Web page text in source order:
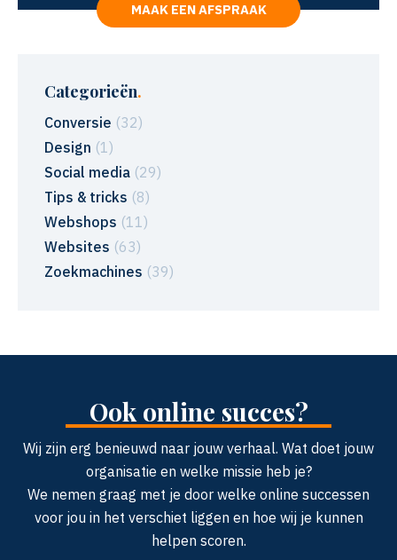
MAAK EEN AFSPRAAK
Categorieën.
Conversie (32)
Design (1)
Social media (29)
Tips & tricks (8)
Webshops (11)
Websites (63)
Zoekmachines (39)
Ook online succes?
Wij zijn erg benieuwd naar jouw verhaal. Wat doet jouw
organisatie en welke missie heb je?
We nemen graag met je door welke online successen
voor jou in het verschiet liggen en hoe wij je kunnen
helpen scoren.